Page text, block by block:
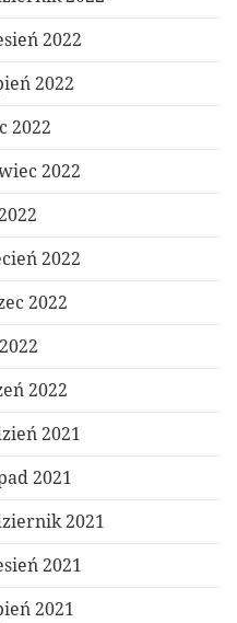
2022
2022
2022
2022
2022
2022
2022
2021
2021
2021
2021
2021